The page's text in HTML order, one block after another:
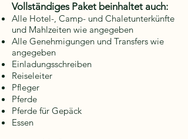
Vollständiges Paket beinhaltet auch:
Alle Hotel-, Camp- und Chaletunterkünfte
und Mahlzeiten wie angegeben
Alle Genehmigungen und Transfers wie
angegeben
Einladungsschreiben
Reiseleiter
Pfleger
Pferde
Pferde für Gepäck
Essen